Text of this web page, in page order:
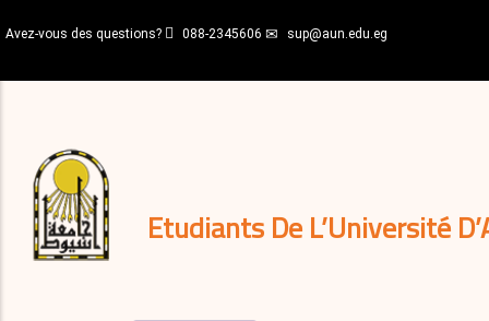
au
principal
Avez-vous des questions? 088-2345606 sup@aun.edu.eg
Etudiants De L’Université
décisions
Expatriés
Journal